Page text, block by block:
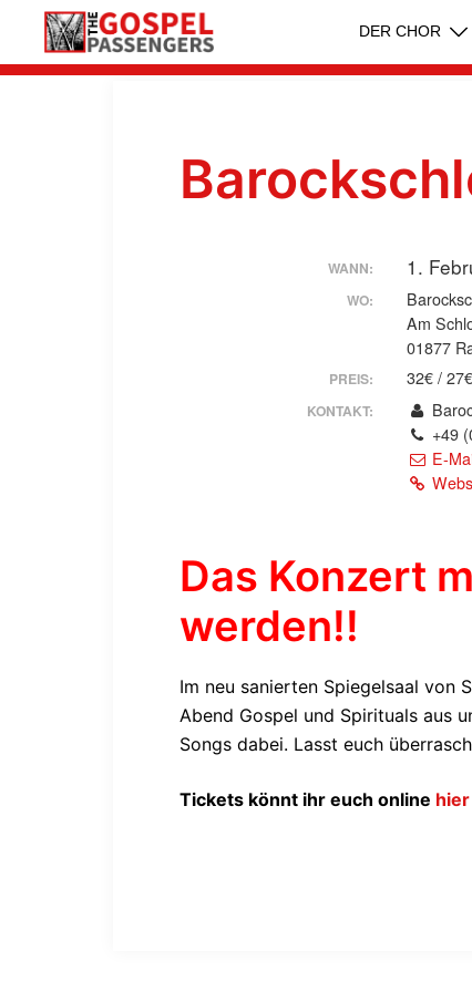
springen
DER CHOR
WANN: 1.
WO:
Am
01877
PREIS: 32€ /
KONTAKT:
+49
E-
Das Konzert
werden!!
Im neu sanierten Spiegelsaal von
Abend Gospel und Spirituals aus
Songs dabei. Lasst euch
Tickets könnt ihr euch online hier